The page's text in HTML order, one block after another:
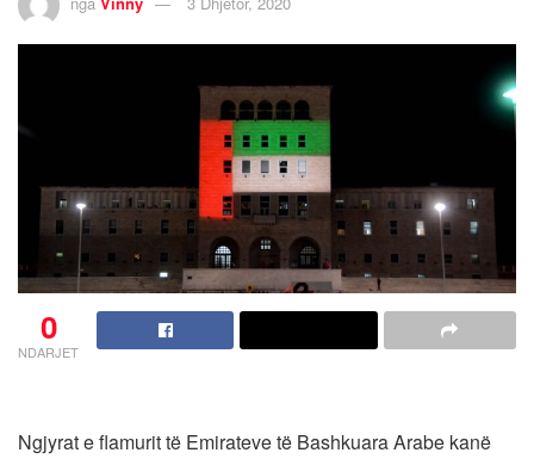
0
NDARJET
Ngjyrat e flamurit të Emirateve të Bashkuara Arabe kanë